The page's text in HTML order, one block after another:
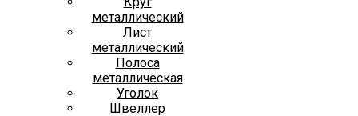
металлический
Лист
металлический
Полоса
металлическая
Уголок
Швеллер